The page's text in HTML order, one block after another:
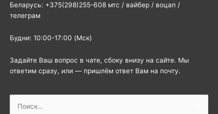
Беларусь: +375(298)255-608 мтс / вайбер / воцап /
телеграм
Будни: 10:00-17:00 (Мск)
Задайте Ваш вопрос в чате, сбоку внизу на сайте. Мы
ответим сразу, или — пришлём ответ Вам на почту.